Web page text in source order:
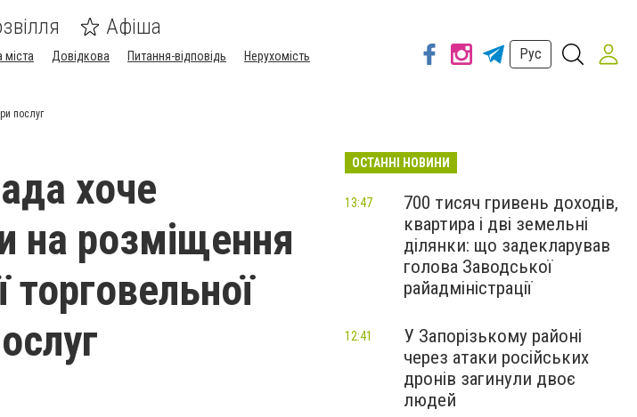
Афіша
міста Довідкова Питання-відповідь
Нерухомість
Рус
послуг
хоче
на розміщення
торговельної
ОСТАННІ НОВИНИ
700 тисяч гривень доходів,
квартира і дві земельні
ділянки: що задекларував
голова Заводської
райадміністрації
13:47
У Запорізькому районі
через атаки російських
дронів загинули двоє
людей
12:41